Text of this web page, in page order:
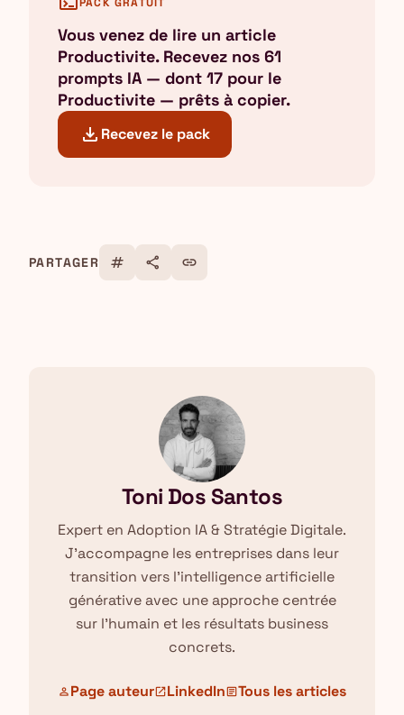
Vous venez de lire un article
Productivite. Recevez nos 61
prompts IA — dont 17 pour le
Productivite — prêts à copier.
download Recevez le pack
PARTAGER tag share link
Toni Dos Santos
Expert en Adoption IA & Stratégie Digitale.
J'accompagne les entreprises dans leur
transition vers l'intelligence artificielle
générative avec une approche centrée
sur l'humain et les résultats business
concrets.
personPage auteuropen_in_newLinkedInarticleTous les articles